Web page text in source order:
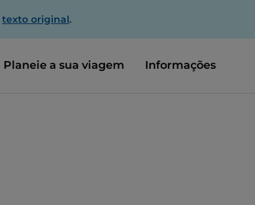
texto original.
Planeie a sua viagem Informações